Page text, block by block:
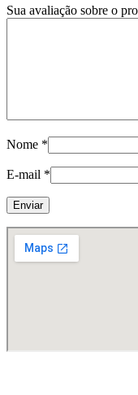
Sua avaliação sobre o
Nome *
E-mail *